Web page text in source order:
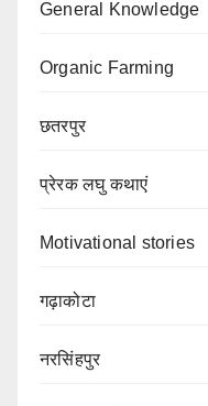
General Knowledge
Organic Farming
छतरपुर
प्रेरक लघु कथाएं
Motivational stories
गढ़ाकोटा
नरसिंहपुर